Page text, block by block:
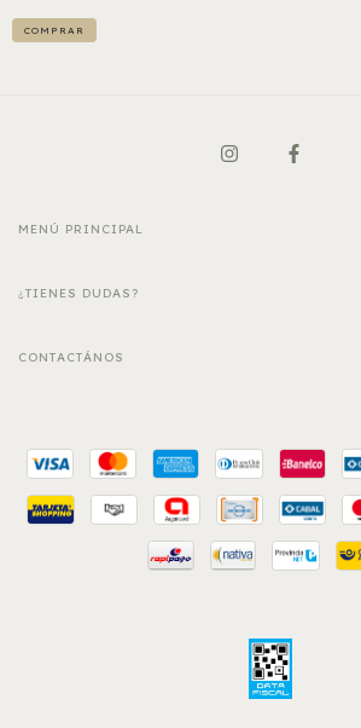
MENÚ PRINCIPAL
¿TIENES DUDAS?
CONTACTÁNOS